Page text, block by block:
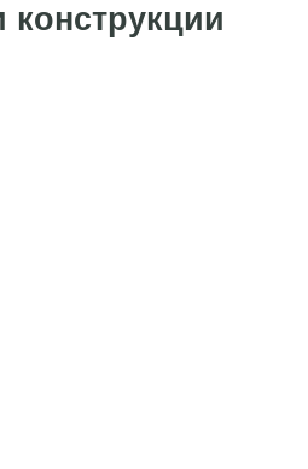
конструкции